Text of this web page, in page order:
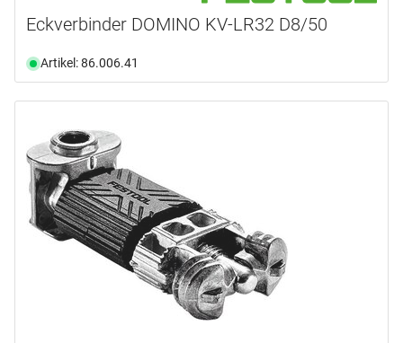
Eckverbinder DOMINO KV-LR32 D8/50
Artikel: 86.006.41